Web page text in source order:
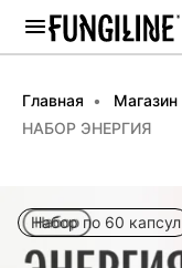
Главная Магазин
НАБОР ЭНЕРГИЯ
Набор по 60 капсул